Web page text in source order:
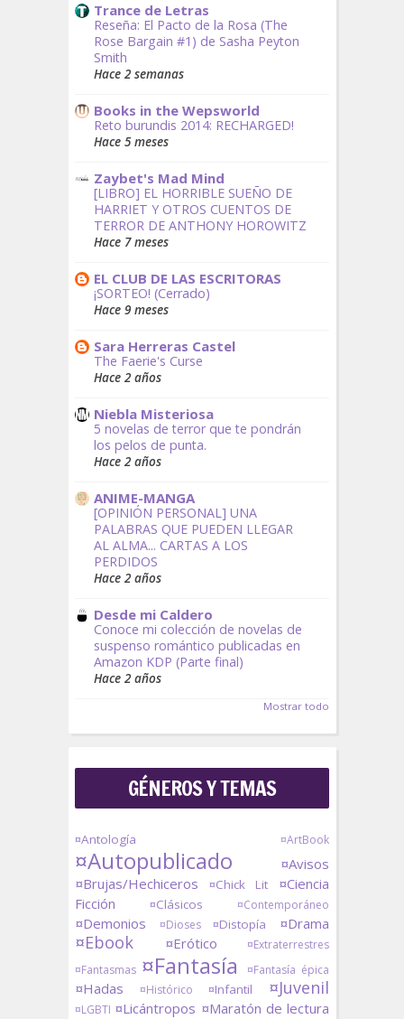
Trance de Letras
Reseña: El Pacto de la Rosa (The
Rose Bargain #1) de Sasha Peyton
Smith
Hace 2 semanas
Books in the Wepsworld
Reto burundis 2014: RECHARGED!
Hace 5 meses
Zaybet's Mad Mind
[LIBRO] EL HORRIBLE SUEÑO DE
HARRIET Y OTROS CUENTOS DE
TERROR DE ANTHONY HOROWITZ
Hace 7 meses
EL CLUB DE LAS ESCRITORAS
¡SORTEO! (Cerrado)
Hace 9 meses
Sara Herreras Castel
The Faerie's Curse
Hace 2 años
Niebla Misteriosa
5 novelas de terror que te pondrán
los pelos de punta.
Hace 2 años
ANIME-MANGA
[OPINIÓN PERSONAL] UNA
PALABRAS QUE PUEDEN LLEGAR
AL ALMA... CARTAS A LOS
PERDIDOS
Hace 2 años
Desde mi Caldero
Conoce mi colección de novelas de
suspenso romántico publicadas en
Amazon KDP (Parte final)
Hace 2 años
Mostrar todo
GÉNEROS Y TEMAS
¤Antología ¤ArtBook
¤Autopublicado
¤Avisos
¤Brujas/Hechiceros
¤Chick Lit
¤Ciencia
Ficción
¤Clásicos ¤Contemporáneo
¤Demonios ¤Dioses ¤Distopía ¤Drama
¤Ebook ¤Erótico
¤Extraterrestres
¤Fantasmas ¤Fantasía ¤Fantasía épica
¤Hadas ¤Histórico ¤Infantil ¤Juvenil
¤LGBTI ¤Licántropos ¤Maratón de lectura